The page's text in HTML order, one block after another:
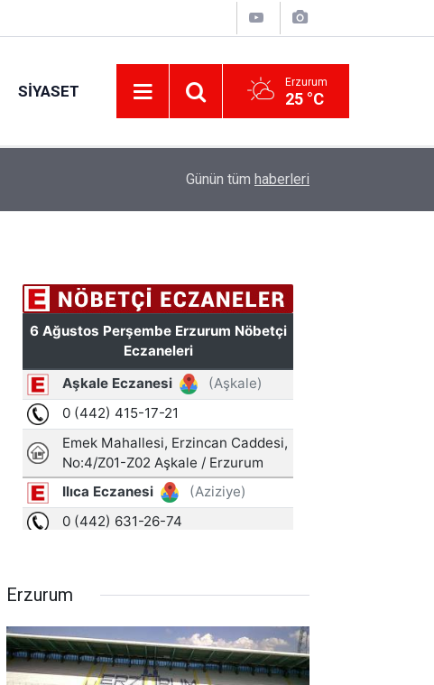
SIYASET Erzurum
25 °C
hazırlanacak
Günün tüm haberleri
Erzurum